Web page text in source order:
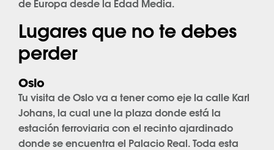
de Europa desde la Edad Media.
Lugares que no te debes
perder
Oslo
Tu visita de Oslo va a tener como eje la calle Karl
Johans, la cual une la plaza donde está la
estación ferroviaria con el recinto ajardinado
donde se encuentra el Palacio Real. Toda esta